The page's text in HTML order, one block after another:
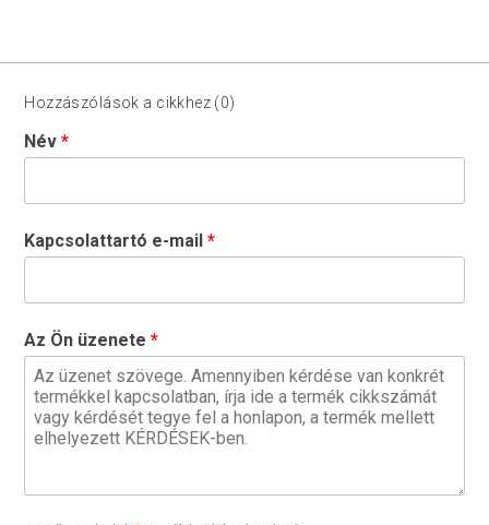
Hozzászólások a cikkhez (0)
Név
Kapcsolattartó e-mail
Az Ön üzenete